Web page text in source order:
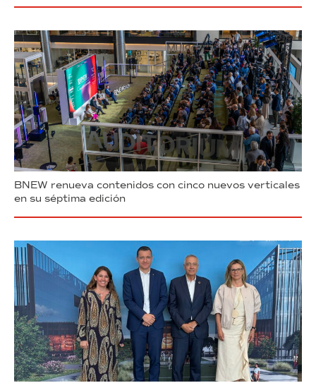
BNEW renueva contenidos con cinco nuevos verticales
en su séptima edición